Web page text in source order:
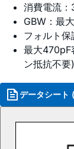
消費電流
GBW：最
フォルト
最大470pF
ン抵抗不要)
データシート